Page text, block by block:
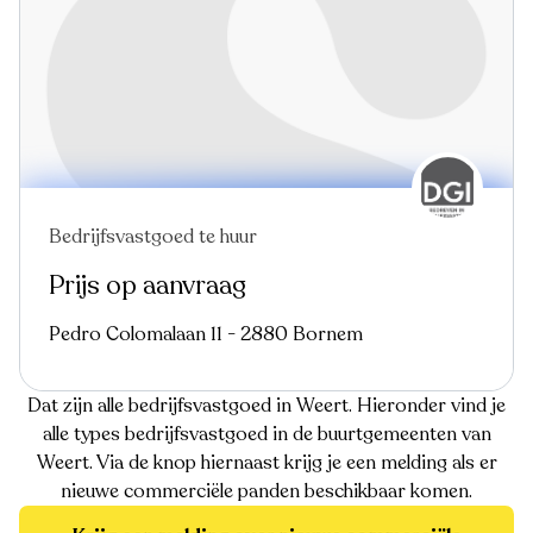
Bedrijfsvastgoed te huur
Prijs op aanvraag
Pedro Colomalaan 11 - 2880 Bornem
Dat zijn alle bedrijfsvastgoed in Weert. Hieronder vind je
alle types bedrijfsvastgoed in de buurtgemeenten van
Weert. Via de knop hiernaast krijg je een melding als er
nieuwe commerciële panden beschikbaar komen.